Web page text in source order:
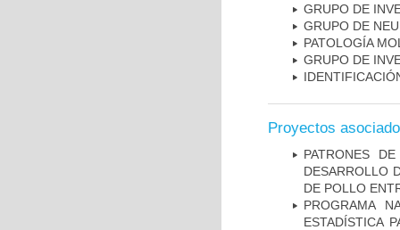
GRUPO DE
GRUPO DE
PATOLOGÍA
GRUPO DE
Proyectos
PATRONES
DESARROLLO
DE POLLO
PROGRAMA
ESTADÍSTICA